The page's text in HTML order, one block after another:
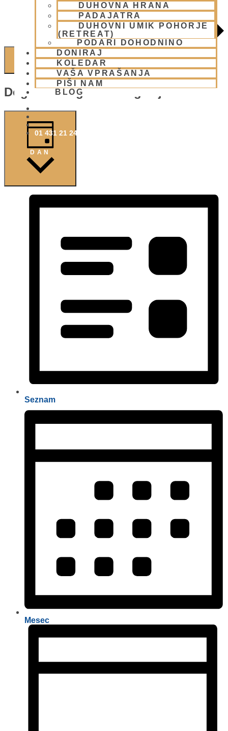
DUHOVNA HRANA
PADAJATRA
DUHOVNI UMIK POHORJE
(RETREAT)
PODARI DOHODNINO
DONIRAJ
KOLEDAR
VAŠA VPRAŠANJA
PIŠI NAM
BLOG
01 431 21 24
NAJDI DOGODKI
Dogodek Pogledi Navigacije
DAN
Seznam
Mesec